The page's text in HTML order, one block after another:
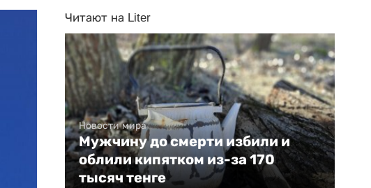
Читают на Liter
Новости мира
Мужчину до смерти избили и
облили кипятком из-за 170
тысяч тенге